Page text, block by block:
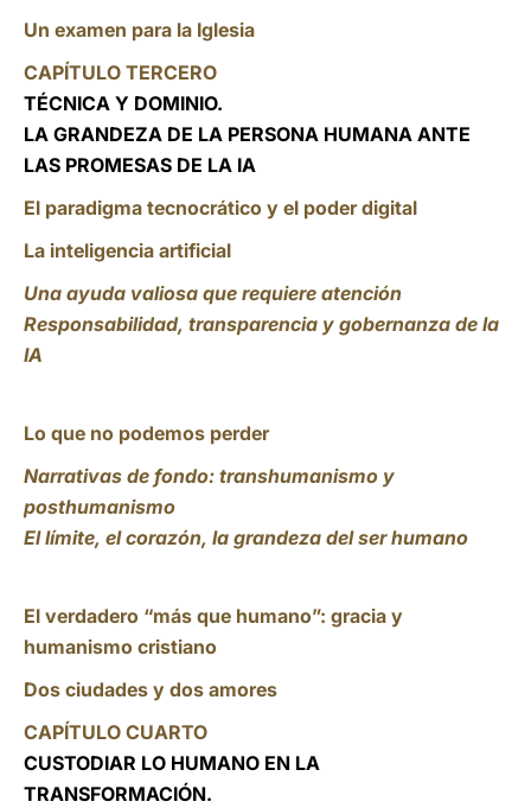
Un examen para la Iglesia
CAPÍTULO TERCERO
TÉCNICA Y DOMINIO.
LA GRANDEZA DE LA PERSONA HUMANA ANTE
LAS PROMESAS DE LA IA
El paradigma tecnocrático y el poder digital
La inteligencia artificial
Una ayuda valiosa que requiere atención
Responsabilidad, transparencia y gobernanza de la
IA
Lo que no podemos perder
Narrativas de fondo: transhumanismo y
posthumanismo
El límite, el corazón, la grandeza del ser humano
El verdadero “más que humano”: gracia y
humanismo cristiano
Dos ciudades y dos amores
CAPÍTULO CUARTO
CUSTODIAR LO HUMANO EN LA
TRANSFORMACIÓN.